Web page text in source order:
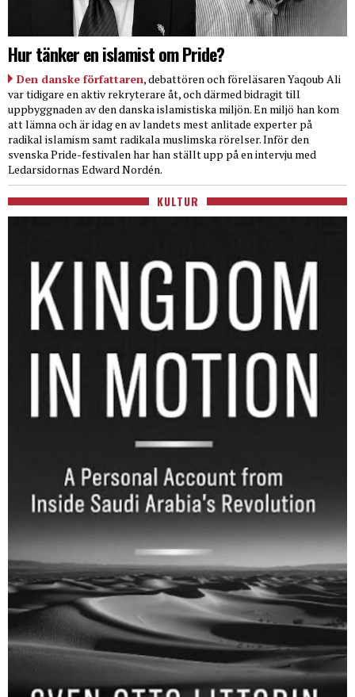
Hur tänker en islamist om Pride?
Den danske författaren, debattören och föreläsaren Yaqoub Ali
var tidigare en aktiv rekryterare åt, och därmed bidragit till
uppbyggnaden av den danska islamistiska miljön. En miljö han kom
att lämna och är idag en av landets mest anlitade experter på
radikal islamism samt radikala muslimska rörelser. Inför den
svenska Pride-festivalen har han ställt upp på en intervju med
Ledarsidornas Edward Nordén.
KULTUR